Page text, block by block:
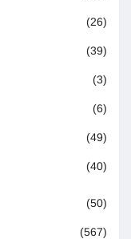
(26)
(39)
(3)
(6)
(49)
(40)
(50)
(567)